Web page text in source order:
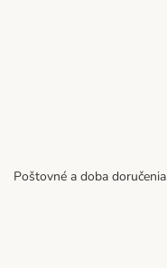
Poštovné a doba doručenia